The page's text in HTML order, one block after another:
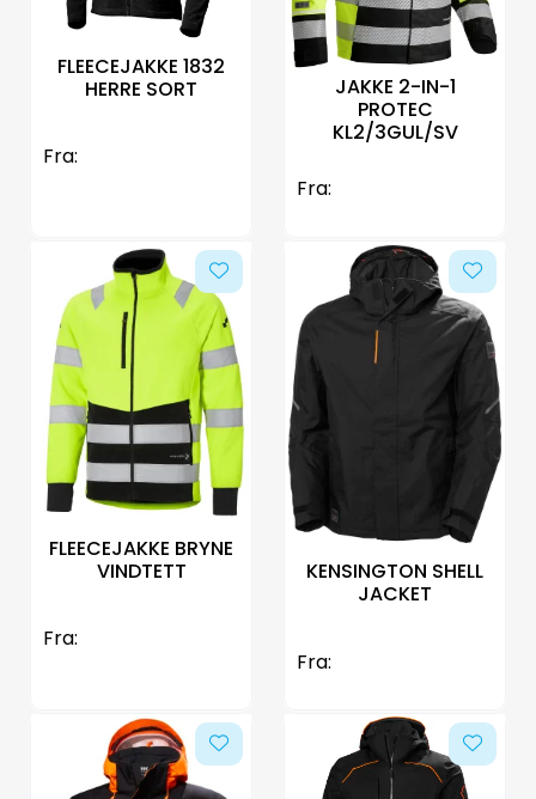
FLEECEJAKKE 1832
HERRE SORT
Fra:
JAKKE 2-IN-1
PROTEC
KL2/3GUL/SV
Fra:
FLEECEJAKKE BRYNE
VINDTETT
Fra:
KENSINGTON SHELL
JACKET
Fra: